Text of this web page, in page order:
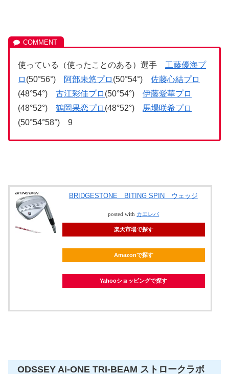
使っている（使ったことのある）選手 工藤優海プ
ロ (50°56°) 阿部未悠プロ (50°54°) 佐藤心結プロ
(48°54°) 古江彩佳プロ (50°54°) 伊藤愛華プロ
(48°52°) 鶴岡果恋プロ (48°52°) 馬場咲希プロ
(50°54°58°) 9
BRIDGESTONE BITING SPIN ウェッジ
posted with カエレバ
楽天市場で探す
Amazonで探す
Yahooショッピングで探す
ODSSEY Ai-ONE TRI-BEAM ストロークラボ